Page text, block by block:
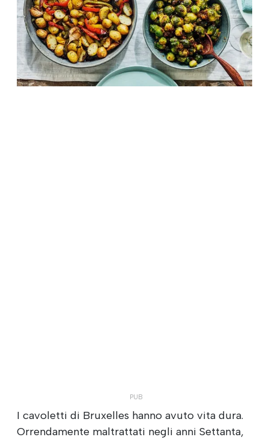
I cavoletti di Bruxelles hanno avuto vita dura.
Orrendamente maltrattati negli anni Settanta,